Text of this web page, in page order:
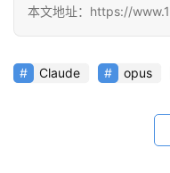
告
本文地址：https://
Claude opus